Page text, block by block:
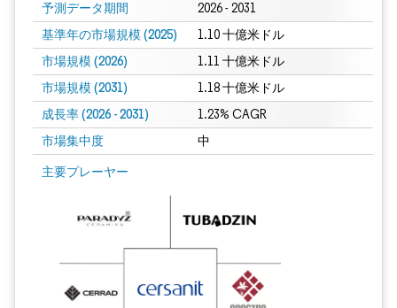
予測データ期間 2026 - 2031
基準年の市場規模 (2025) 1.10 十億米ドル
市場規模 (2026) 1.11 十億米ドル
市場規模 (2031) 1.18 十億米ドル
成長率 (2026 - 2031) 1.23% CAGR
市場集中度 中
主要プレーヤー
画像 © Mordor Intelligence。再利用にはCC BY 4.0の表示が必要です。